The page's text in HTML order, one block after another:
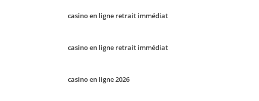
casino en ligne retrait immédiat
casino en ligne retrait immédiat
casino en ligne 2026